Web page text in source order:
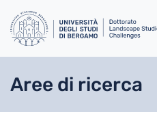
Aree di ricerca